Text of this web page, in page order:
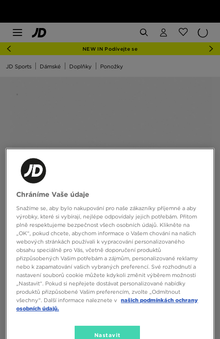
NEW IN Podívejte se
JD Sports Dámské Doplňky Ponožky
Chráníme Vaše údaje
Snažíme se, aby bylo nakupování pro naše zákazníky příjemné a aby
výrobky, které si vybírají, nejlépe odpovídaly jejich potřebám. Přitom
plně respektujeme bezpečnost všech osobních údajů. Klikněte na
„OK“, pokud chcete, abychom informace o Vašem chování na našich
webových stránkách používali k vypracování personalizovaného
obsahu speciálně pro Vás, včetně doporučení produktů
přizpůsobených Vašim potřebám a zájmům, personalizované reklamy
nebo k zapamatování vašich vybraných preferencí. Své rozhodnutí a
nastavení souborů cookie můžete kdykoli změnit výběrem možnosti
„Nastavit“. Pokud si nepřejete dostávat personalizované nabídky
produktů přizpůsobené Vašim preferencím, zvolte „Odmítnout
všechny“. Další informace naleznete v našich podmínkách ochrany
osobních údajů.
Nastavit